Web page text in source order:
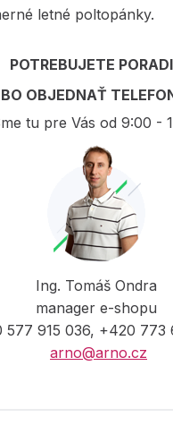
letné poltopánky.
POTREBUJETE
OBJEDNAŤ
tu pre Vás od 9:00 -
Ing. Tomáš Ondra
manager e-shopu
577 915 036, +420 773
arno@arno.cz